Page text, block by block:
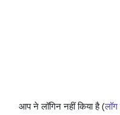
आप ने लॉगिन नहीं किया है (